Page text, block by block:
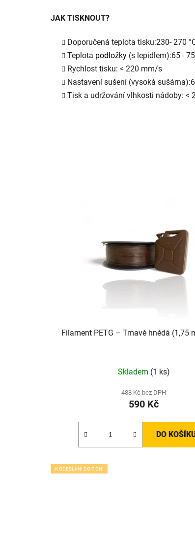
JAK TISKNOUT?
Doporučená teplota tisku:230- 270
Teplota podložky (s lepidlem):65 -
Rychlost tisku: < 220 mm/s
Nastavení sušení (vysoká sušárna):
Tisk a udržování vlhkosti nádoby: <
Filament PETG – Tmavě hnědá (1,75
Skladem (1 ks)
488 Kč bez DPH
590 Kč
DO
K ODESLÁNÍ DO 7 DNÍ